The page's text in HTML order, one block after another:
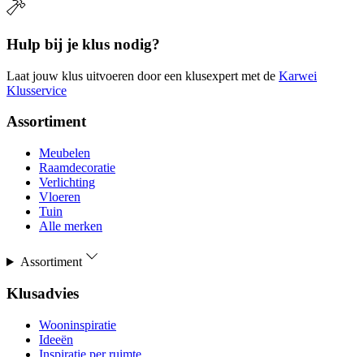
Hulp bij je klus nodig?
Laat jouw klus uitvoeren door een klusexpert met de Karwei
Klusservice
Assortiment
Meubelen
Raamdecoratie
Verlichting
Vloeren
Tuin
Alle merken
Assortiment
Klusadvies
Wooninspiratie
Ideeën
Inspiratie per ruimte